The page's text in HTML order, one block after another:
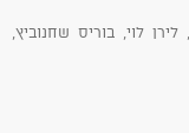
לוי, בוריס שחנוביץ,